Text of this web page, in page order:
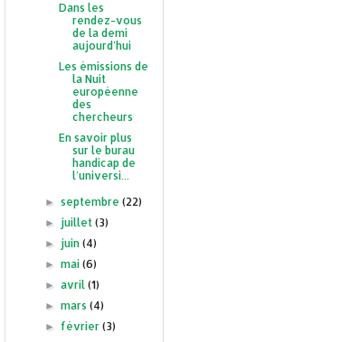
Dans les
rendez-vous
de la demi
aujourd'hui
Les émissions de
la Nuit
européenne
des
chercheurs
En savoir plus
sur le burau
handicap de
l'universi...
►septembre(22)
► juillet(3)
► juin(4)
►mai(6)
►avril(1)
►mars(4)
► février(3)